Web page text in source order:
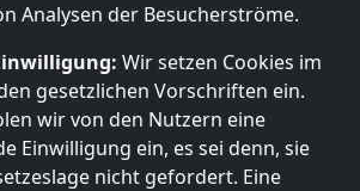
Analysen der Besucherströme.
Wir setzen Cookies im
gesetzlichen Vorschriften ein.
wir von den Nutzern eine
Einwilligung ein, es sei denn, sie
nicht gefordert. Eine